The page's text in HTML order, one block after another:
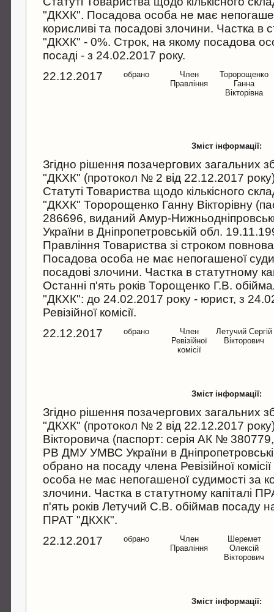
"ДКХК". Посадова особа не має
корисливі та посадові злочини. Частка в
"ДКХК" - 0%. Строк, на якому посадова
посаді - з 24.02.2017 року.
22.12.2017
обрано
Член
Правління
Торорощенко
Ганна
Вікторівна
Зміст інформації:
Згідно рішення позачергових загальних
"ДКХК" (протокол № 2 від 22.12.2017 року)
Статуті Товариства щодо кількісного
"ДКХК" Торорощенко Ганну Вікторівну
286696, виданий Амур-
України в Дніпропетровській обл.
Правління Товариства зі строком
Посадова особа не має непогашеної
посадові злочини. Частка в статутному
Останні п'ять років Торощенко Г.В.
"ДКХК": до 24.02.2017 року - юрист, з
Ревізійної комісії.
22.12.2017
обрано
Член
Ревізійної
комісії
Летучий Сергій
Вікторович
Зміст інформації:
Згідно рішення позачергових загальних
"ДКХК" (протокол № 2 від 22.12.2017 року)
Вікторовича (паспорт: серія АК №
РВ ДМУ УМВС України в
обрано на посаду члена Ревізійної
особа не має непогашеної судимості за
злочини. Частка в статутному капіталі
п'ять років Летучий С.В. обіймав посаду
ПРАТ "ДКХК".
22.12.2017
обрано
Член
Правління
Шеремет
Олексій
Вікторович
Зміст інформації: